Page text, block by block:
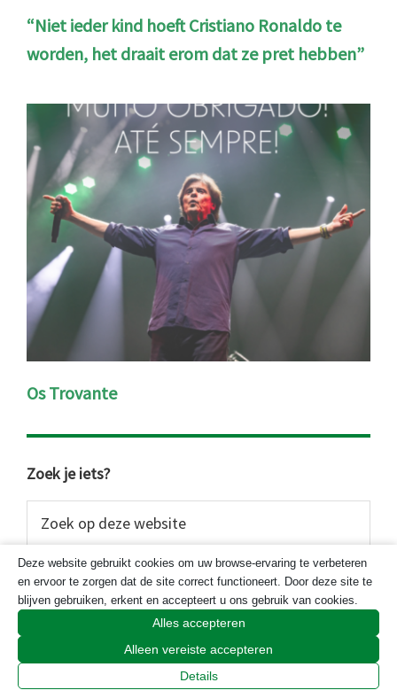
“Niet ieder kind hoeft Cristiano Ronaldo te
worden, het draait erom dat ze pret hebben”
Os Trovante
Primaire
Sidebar
Zoek je iets?
op
deze
website
Deze website gebruikt cookies om uw browse-ervaring te verbeteren
en ervoor te zorgen dat de site correct functioneert. Door deze site te
blijven gebruiken, erkent en accepteert u ons gebruik van cookies.
Alles accepteren
Alleen vereiste accepteren
Details